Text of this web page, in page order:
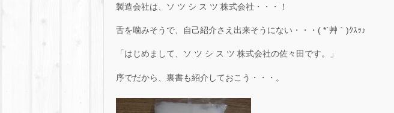
製造会社は、ソ ツ シ ス ツ 株式会社・・・！
舌を噛みそうで、自己紹介さえ出来そうにない・・・( *´艸｀)ｸｽｯ♪
「はじめまして、ソ ツ シ ス ツ 株式会社の佐々田です。」
序でだから、裏書も紹介しておこう・・・。